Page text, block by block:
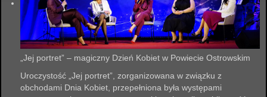
„Jej portret” – magiczny Dzień Kobiet w Powiecie Ostrowskim
Uroczystość „Jej portret”, zorganizowana w związku z
obchodami Dnia Kobiet, przepełniona była występami